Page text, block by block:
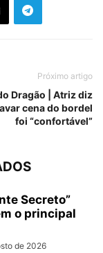
Próximo artigo
Dragão | Atriz diz
cena do bordel
foi “confortável”
Secreto”
o principal
de 2026